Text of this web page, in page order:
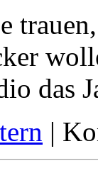
das
|